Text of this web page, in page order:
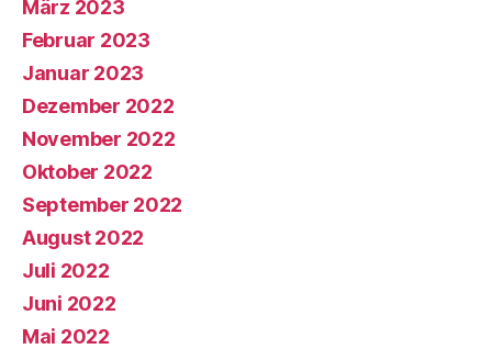
März 2023
Februar 2023
Januar 2023
Dezember 2022
November 2022
Oktober 2022
September 2022
August 2022
Juli 2022
Juni 2022
Mai 2022